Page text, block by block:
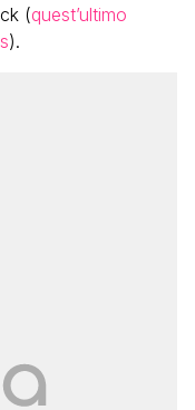
(quest’ultimo
).